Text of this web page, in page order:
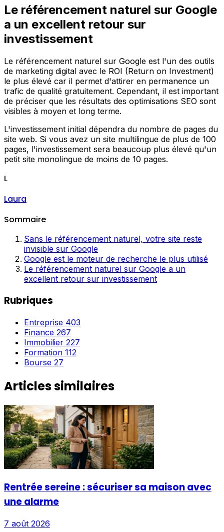
Le référencement naturel sur Google
a un excellent retour sur
investissement
Le référencement naturel sur Google est l'un des outils
de marketing digital avec le ROI (Return on Investment)
le plus élevé car il permet d'attirer en permanence un
trafic de qualité gratuitement. Cependant, il est important
de préciser que les résultats des optimisations SEO sont
visibles à moyen et long terme.
L'investissement initial dépendra du nombre de pages du
site web. Si vous avez un site multilingue de plus de 100
pages, l'investissement sera beaucoup plus élevé qu'un
petit site monolingue de moins de 10 pages.
L
Laura
Sommaire
Sans le référencement naturel, votre site reste
invisible sur Google
Google est le moteur de recherche le plus utilisé
Le référencement naturel sur Google a un
excellent retour sur investissement
Rubriques
Entreprise 403
Finance 267
Immobilier 227
Formation 112
Bourse 27
Articles similaires
Rentrée sereine : sécuriser sa maison avec
une alarme
7 août 2026